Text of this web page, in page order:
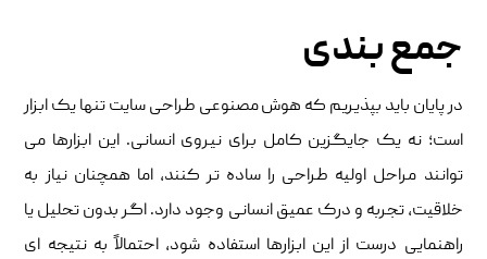
جمع بندی
در پایان باید بپذیریم که هوش مصنوعی طراحی سایت تنها یک ابزار
است؛ نه یک جایگزین کامل برای نیروی انسانی. این ابزارها می
توانند مراحل اولیه طراحی را ساده تر کنند، اما همچنان نیاز به
خلاقیت، تجربه و درک عمیق انسانی وجود دارد. اگر بدون تحلیل یا
راهنمایی درست از این ابزارها استفاده شود، احتمالاً به نتیجه ای